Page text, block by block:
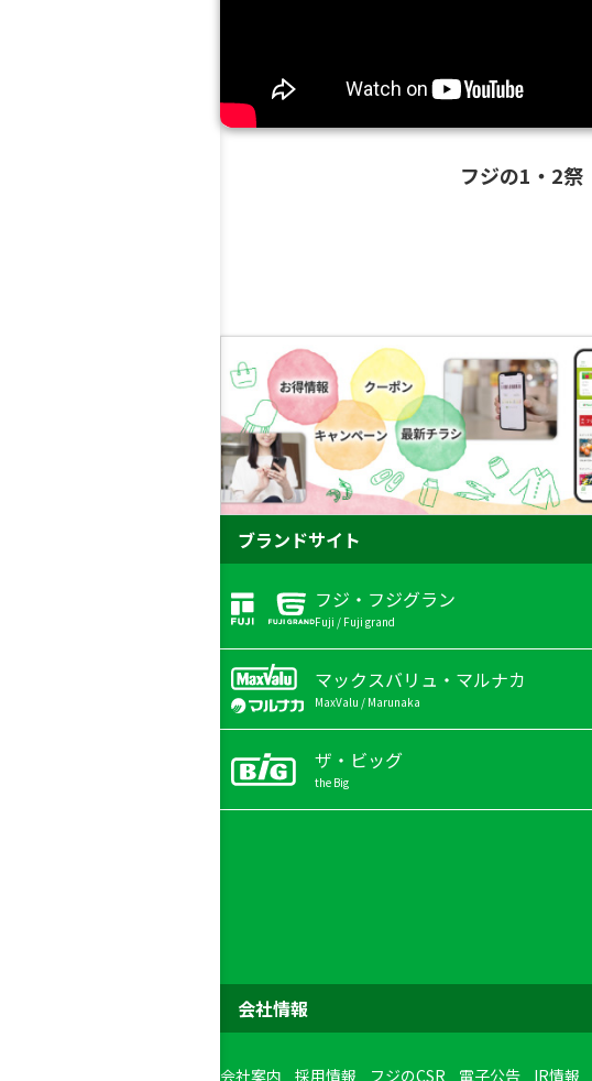
フジの1・2祭
ブランドサイト
フジ・フジグラン
Fuji / Fuji grand
マックスバリュ・マルナカ
MaxValu / Marunaka
ザ・ビッグ
the Big
会社情報
会社案内 採用情報 フジのCSR 電子公告 IR情報